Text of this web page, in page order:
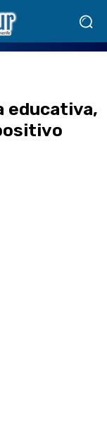
educativa,